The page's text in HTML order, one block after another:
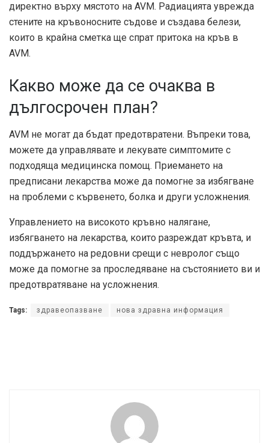
директно върху мястото на AVM. Радиацията уврежда
стените на кръвоносните съдове и създава белези,
които в крайна сметка ще спрат притока на кръв в
AVM.
Какво може да се очаква в
дългосрочен план?
AVM не могат да бъдат предотвратени. Въпреки това,
можете да управлявате и лекувате симптомите с
подходяща медицинска помощ. Приемането на
предписани лекарства може да помогне за избягване
на проблеми с кървенето, болка и други усложнения.
Управлението на високото кръвно налягане,
избягването на лекарства, които разреждат кръвта, и
поддържането на редовни срещи с невролог също
може да помогне за проследяване на състоянието ви и
предотвратяване на усложнения.
Tags: здравеопазване нова здравна информация